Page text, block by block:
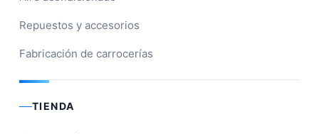
Repuestos y accesorios
Fabricación de carrocerías
TIENDA